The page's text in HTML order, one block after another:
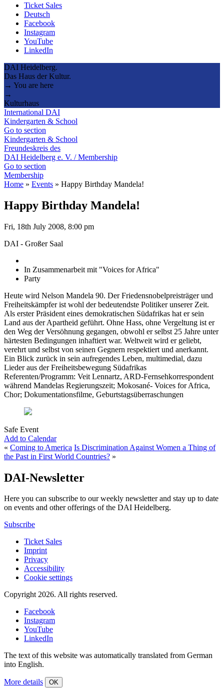
Ticket Sales
Deutsch
Facebook
Instagram
YouTube
LinkedIn
DAI Heidelberg.
Das Haus der Kultur.
→ You are here
→
Kulturhaus
International DAI
Kindergarten & School
Go to section
Kindergarten & School
Freundeskreis des
DAI Heidelberg e. V. / Membership
Go to section
Membership
Home » Events » Happy Birthday Mandela!
Happy Birthday Mandela!
Fri, 18th July 2008, 8:00 pm
DAI - Großer Saal
In Zusammenarbeit mit "Voices for Africa"
Party
Heute wird Nelson Mandela 90. Der Friedensnobelpreisträger und
Freiheitskämpfer ist wohl der bedeutendste Politiker unserer Zeit.
Als erster Präsident eines demokratischen Südafrikas hat er sein
Land aus der Apartheid geführt. Ohne Hass, ohne Vergeltung ist er
den Weg der Versöhnung gegangen, obwohl er selbst 25 Jahre unter
härtesten Bedingungen inhaftiert war. Weltweit wird er geliebt,
verehrt und selbst von seinen Gegnern respektiert und anerkannt.
Ein Blick zurück in sein aufregendes Leben, multimedial, dazu
Lieder aus der Freiheitsbewegung Südafrikas
Referenten/Programm: Veit Lennartz, ARD-Fernsehkorrespondent
während Mandelas Regierungszeit; Mokosané- Voices for Africa,
Chor; Dokumentationsfilme, Geburtstagsüberraschungen
Safe Event
Add to Calendar
« Coming to America Is Discrimination Against Women a Thing of
the Past in First World Countries? »
DAI-Newsletter
Here you can subscribe to our weekly newsletter and stay up to date
on events and other offerings of the DAI Heidelberg.
Subscribe
Ticket Sales
Imprint
Privacy
Accessibility
Cookie settings
Copyright 2026. All rights reserved.
Facebook
Instagram
YouTube
LinkedIn
The text of this website was automatically translated from German
into English.
More details OK